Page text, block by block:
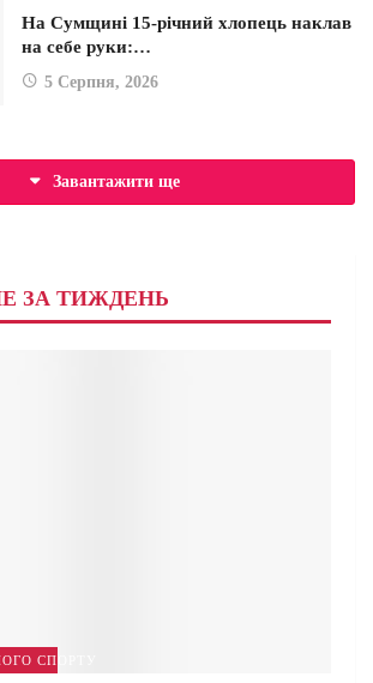
На Сумщині 15-річний хлопець наклав
на себе руки:…
5 Серпня, 2026
Завантажити ще
ЗА ТИЖДЕНЬ
СПОРТУ